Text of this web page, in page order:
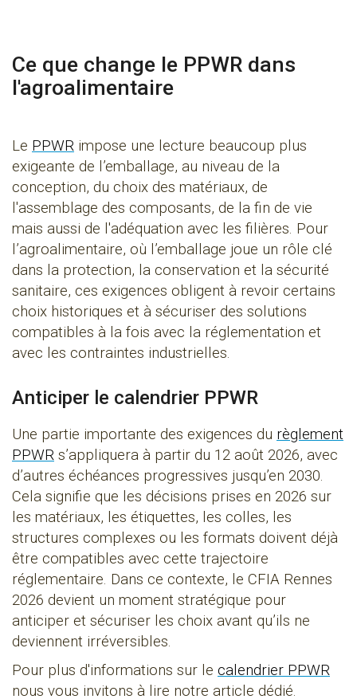
Ce que change le PPWR dans
l'agroalimentaire
Le PPWR impose une lecture beaucoup plus
exigeante de l’emballage, au niveau de la
conception, du choix des matériaux, de
l'assemblage des composants, de la fin de vie
mais aussi de l'adéquation avec les filières. Pour
l’agroalimentaire, où l’emballage joue un rôle clé
dans la protection, la conservation et la sécurité
sanitaire, ces exigences obligent à revoir certains
choix historiques et à sécuriser des solutions
compatibles à la fois avec la réglementation et
avec les contraintes industrielles.
Anticiper le calendrier PPWR
Une partie importante des exigences du règlement
PPWR s’appliquera à partir du 12 août 2026, avec
d’autres échéances progressives jusqu’en 2030.
Cela signifie que les décisions prises en 2026 sur
les matériaux, les étiquettes, les colles, les
structures complexes ou les formats doivent déjà
être compatibles avec cette trajectoire
réglementaire. Dans ce contexte, le CFIA Rennes
2026 devient un moment stratégique pour
anticiper et sécuriser les choix avant qu’ils ne
deviennent irréversibles.
Pour plus d'informations sur le calendrier PPWR
nous vous invitons à lire notre article dédié.